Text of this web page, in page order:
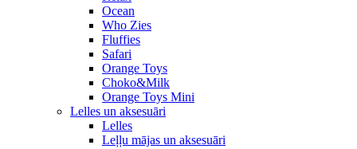
Ocean
Who Zies
Fluffies
Safari
Orange Toys
Choko&Milk
Orange Toys Mini
Lelles un aksesuāri
Lelles
Leļļu mājas un aksesuāri